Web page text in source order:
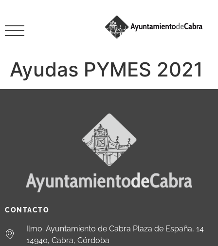
Ayudas PYMES 2021
CONTACTO
Ilmo. Ayuntamiento de Cabra Plaza de España, 14
14940, Cabra, Córdoba